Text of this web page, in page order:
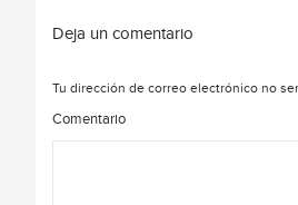
Deja un comentario
Tu dirección de correo electrónico no
Comentario